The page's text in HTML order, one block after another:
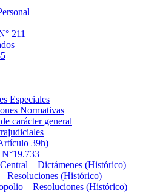
211
Especiales
Normativas
carácter general
39h)
– Dictámenes (Histórico)
Resoluciones (Histórico)
– Resoluciones (Histórico)